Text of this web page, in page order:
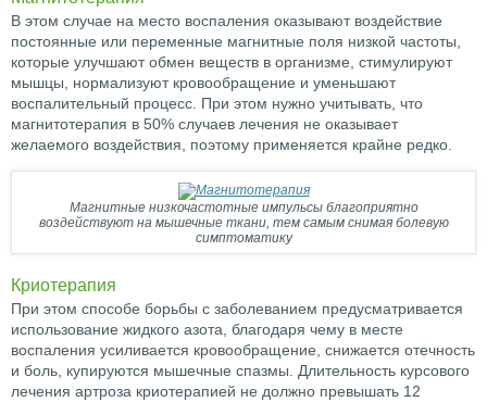
В этом случае на место воспаления оказывают воздействие
постоянные или переменные магнитные поля низкой частоты,
которые улучшают обмен веществ в организме, стимулируют
мышцы, нормализуют кровообращение и уменьшают
воспалительный процесс. При этом нужно учитывать, что
магнитотерапия в 50% случаев лечения не оказывает
желаемого воздействия, поэтому применяется крайне редко.
Магнитные низкочастотные импульсы благоприятно
воздействуют на мышечные ткани, тем самым снимая болевую
симптоматику
Криотерапия
При этом способе борьбы с заболеванием предусматривается
использование жидкого азота, благодаря чему в месте
воспаления усиливается кровообращение, снижается отечность
и боль, купируются мышечные спазмы. Длительность курсового
лечения артроза криотерапией не должно превышать 12